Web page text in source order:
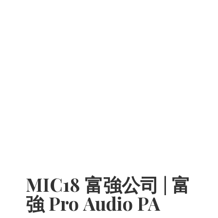
MIC18 富強公司 | 富
強 Pro Audio PA